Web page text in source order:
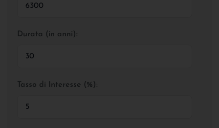
Durata (in anni):
Tasso di Interesse (%):